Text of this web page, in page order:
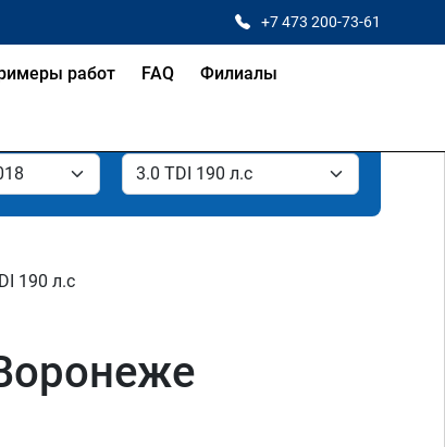
+7 473 200-73-61
работ FAQ Филиалы
190 л.с